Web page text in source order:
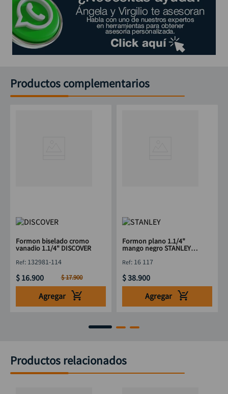
Productos complementarios
Formon biselado cromo
vanadio 1.1/4" DISCOVER
: 132981-114
$ 16.900 $17.900
Agregar
Formon plano 1.1/4"
mango negro STANLEY
: 16 117
$38.900
Agregar
Productos relacionados